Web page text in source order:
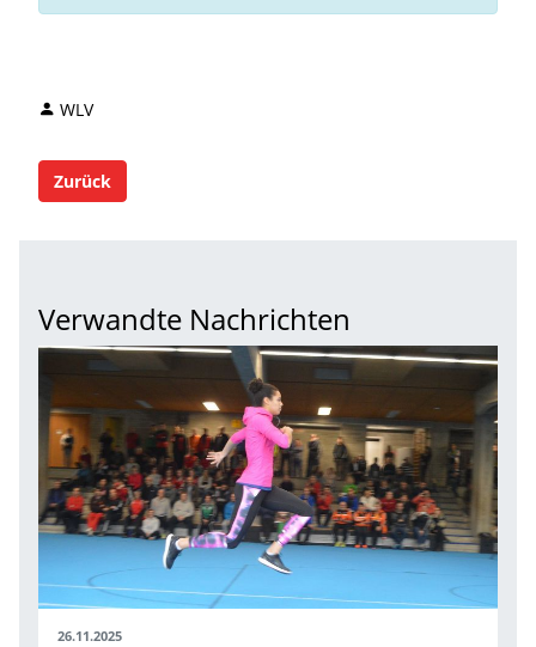
WLV
Zurück
Verwandte Nachrichten
26.11.2025